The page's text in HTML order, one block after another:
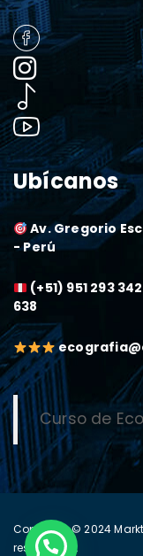
Ubícanos
Av. Gregorio
- Perú
(+51) 951 293
638
Curso de
Copyright © 2024
reservados.